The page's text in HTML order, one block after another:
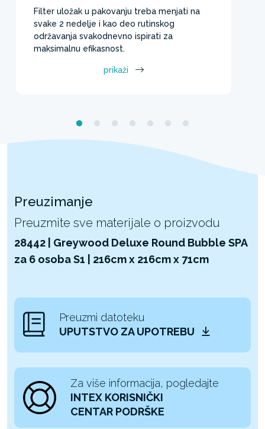
Filter uložak u pakovanju treba menjati na
svake 2 nedelje i kao deo rutinskog
održavanja svakodnevno ispirati za
maksimalnu efikasnost.
prikaži
Preuzimanje
Preuzmite sve materijale o proizvodu
28442 | Greywood Deluxe Round Bubble SPA
za 6 osoba S1 | 216cm x 216cm x 71cm
Preuzmi datoteku
UPUTSTVO ZA UPOTREBU
Za više informacija, pogledajte
INTEX KORISNIČKI
CENTAR PODRŠKE